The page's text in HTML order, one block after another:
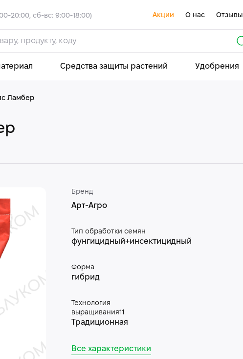
20:00, сб-вс: 9:00-18:00) Акции О нас Отзывы
Средства защиты растений Удобрения
Ламбер
Бренд
Арт-Агро
Тип обработки семян
фунгицидный+инсектицидный
Форма
гибрид
Технология
выращивания11
Традиционная
Все характеристики